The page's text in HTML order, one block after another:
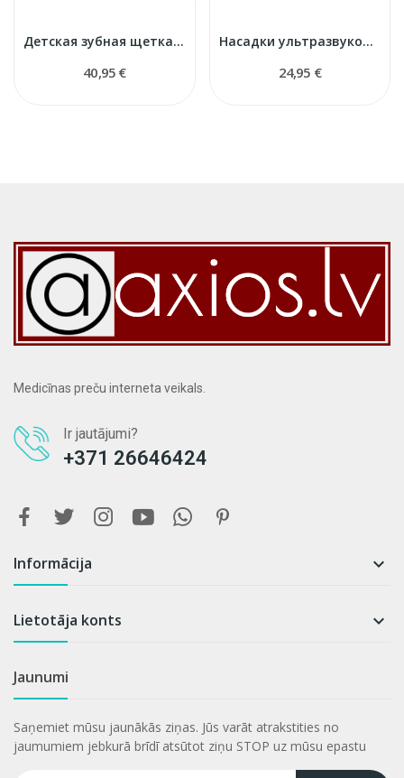
Детская зубная щетка ультразвуковая
40,95 €
Насадки ультразвуковой зубной щетки Pearl+
24,95 €
Medicīnas preču interneta veikals.
Ir jautājumi?
+371 26646424
Informācija 
Lietotāja konts 
Jaunumi
Saņemiet mūsu jaunākās ziņas. Jūs varāt atrakstities no
jaumumiem jebkurā brīdī atsūtot ziņu STOP uz mūsu epastu